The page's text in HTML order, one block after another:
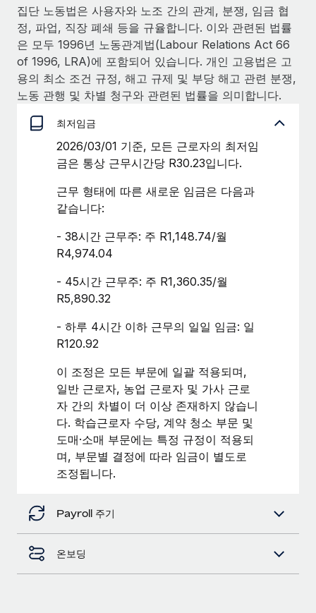
규정 준수 관련 위험에 선제적으로 대응
기기 관리
전 세계 IT 장비 제공 및 추적 관리
법인 설립
글로벌 인재 이동 및 전근
직원 해외 이전을 간편하게 처리
복리후생
손쉬운 직원 복리후생 관리
블로그
글로벌 급여
EOR 및 PEO
계약자 관리
세금
블로그 둘러보기
Remote 제품 관련 소식: Gusto 및 Xero와의 통합과
Remote Contractor Management Plus
장 적합 사람을 찾아 채용 및 관리하고 급여를 지급하도록 돕는 것
입니다. 이를 위해 최근 몇 주 동안 새로운...
자세히 알아보기
Shootsta가 Remote를 통해 네 개의 시장에서 글로벌
채용을 확장한 방법
비디오 콘텐츠를 활용한 마케팅이 계속해서 인기를 끌면서, 기업들
에게는 흥미롭고 전문적인 비디오 제작이 어느 때보다 중요해졌습
니다. 그러나 대부분의 회사들은 그렇게 높은 품질의...
자세히 알아보기
집단 노동법은 사용자와 노조 간의 관계, 분쟁, 임금 협
정, 파업, 직장 폐쇄 등을 규율합니다. 이와 관련된 법률
은 모두 1996년 노동관계법(Labour Relations Act 66
of 1996, LRA)에 포함되어 있습니다. 개인 고용법은 고
용의 최소 조건 규정, 해고 규제 및 부당 해고 관련 분쟁,
노동 관행 및 차별 청구와 관련된 법률을 의미합니다.
최저임금
2026/03/01 기준, 모든 근로자의 최저임
금은 통상 근무시간당 R30.23입니다.
근무 형태에 따른 새로운 임금은 다음과
같습니다:
- 38시간 근무주: 주 R1,148.74/월
R4,974.04
- 45시간 근무주: 주 R1,360.35/월
R5,890.32
- 하루 4시간 이하 근무의 일일 임금: 일
R120.92
이 조정은 모든 부문에 일괄 적용되며,
일반 근로자, 농업 근로자 및 가사 근로
자 간의 차별이 더 이상 존재하지 않습니
다. 학습근로자 수당, 계약 청소 부문 및
도매·소매 부문에는 특정 규정이 적용되
며, 부문별 결정에 따라 임금이 별도로
조정됩니다.
Payroll 주기
온보딩